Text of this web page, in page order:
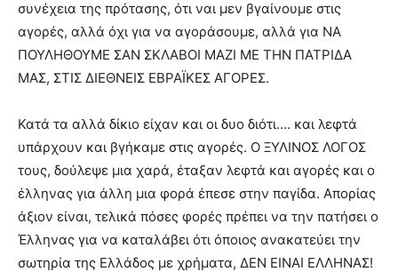
συνέχεια της πρότασης, ότι ναι μεν βγαίνουμε στις
αγορές, αλλά όχι για να αγοράσουμε, αλλά για ΝΑ
ΠΟΥΛΗΘΟΥΜΕ ΣΑΝ ΣΚΛΑΒΟΙ ΜΑΖΙ ΜΕ ΤΗΝ ΠΑΤΡΙΔΑ
ΜΑΣ, ΣΤΙΣ ΔΙΕΘΝΕΙΣ ΕΒΡΑΪΚΕΣ ΑΓΟΡΕΣ.
Κατά τα αλλά δίκιο είχαν και οι δυο διότι…. και λεφτά
υπάρχουν και βγήκαμε στις αγορές. Ο ΞΥΛΙΝΟΣ ΛΟΓΟΣ
τους, δούλεψε μια χαρά, έταξαν λεφτά και αγορές και ο
έλληνας για άλλη μια φορά έπεσε στην παγίδα. Απορίας
άξιον είναι, τελικά πόσες φορές πρέπει να την πατήσει ο
Έλληνας για να καταλάβει ότι όποιος ανακατεύει την
σωτηρία της Ελλάδος με χρήματα, ΔΕΝ ΕΙΝΑΙ ΕΛΛΗΝΑΣ!